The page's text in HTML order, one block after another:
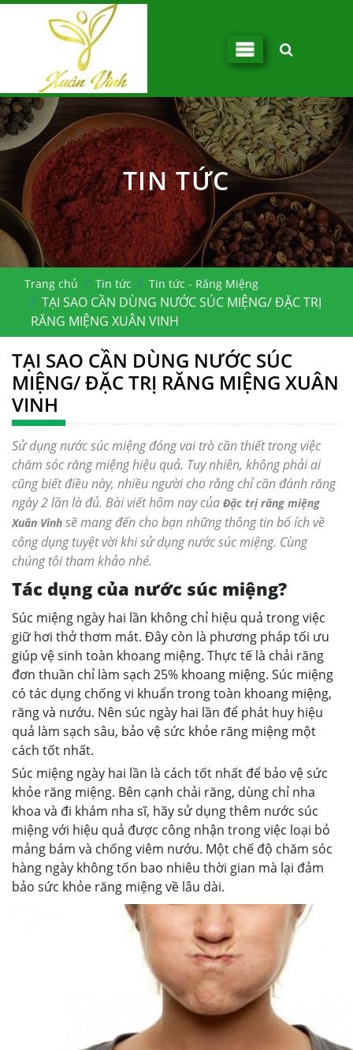
TIN TỨC
Trang chủ Tin tức Tin tức - Răng Miệng
TẠI SAO CẦN DÙNG NƯỚC SÚC MIỆNG/ ĐẶC TRỊ
RĂNG MIỆNG XUÂN VINH
TẠI SAO CẦN DÙNG NƯỚC SÚC
MIỆNG/ ĐẶC TRỊ RĂNG MIỆNG XUÂN
VINH
Sử dụng nước súc miệng đóng vai trò cần thiết trong việc
chăm sóc răng miệng hiệu quả. Tuy nhiên, không phải ai
cũng biết điều này, nhiều người cho rằng chỉ cần đánh răng
ngày 2 lần là đủ. Bài viết hôm nay của Đặc trị răng miệng
Xuân Vinh sẽ mang đến cho bạn những thông tin bổ ích về
công dụng tuyệt vời khi sử dụng nước súc miệng. Cùng
chúng tôi tham khảo nhé.
Tác dụng của nước súc miệng?
Súc miệng ngày hai lần không chỉ hiệu quả trong việc
giữ hơi thở thơm mát. Đây còn là phương pháp tối ưu
giúp vệ sinh toàn khoang miệng. Thực tế là chải răng
đơn thuần chỉ làm sạch 25% khoang miệng. Súc miệng
có tác dụng chống vi khuẩn trong toàn khoang miệng,
răng và nướu. Nên súc ngày hai lần để phát huy hiệu
quả làm sạch sâu, bảo vệ sức khỏe răng miệng một
cách tốt nhất.
Súc miệng ngày hai lần là cách tốt nhất để bảo vệ sức
khỏe răng miệng. Bên cạnh chải răng, dùng chỉ nha
khoa và đi khám nha sĩ, hãy sử dụng thêm nước súc
miệng với hiệu quả được công nhận trong việc loại bỏ
mảng bám và chống viêm nướu. Một chế độ chăm sóc
hàng ngày không tốn bao nhiêu thời gian mà lại đảm
bảo sức khỏe răng miệng về lâu dài.